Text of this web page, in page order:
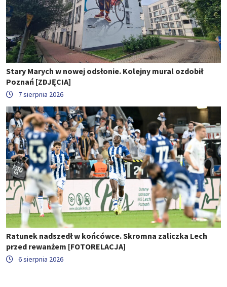
Stary Marych w nowej odsłonie. Kolejny mural ozdobił
Poznań [ZDJĘCIA]
7 sierpnia 2026
Ratunek nadszedł w końcówce. Skromna zaliczka Lech
przed rewanżem [FOTORELACJA]
6 sierpnia 2026